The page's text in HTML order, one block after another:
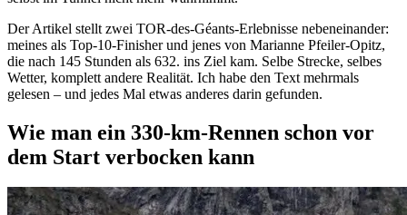
Der Artikel stellt zwei TOR-des-Géants-Erlebnisse nebeneinander:
meines als Top-10-Finisher und jenes von Marianne Pfeiler-Opitz,
die nach 145 Stunden als 632. ins Ziel kam. Selbe Strecke, selbes
Wetter, komplett andere Realität. Ich habe den Text mehrmals
gelesen – und jedes Mal etwas anderes darin gefunden.
Wie man ein 330-km-Rennen schon vor
dem Start verbocken kann